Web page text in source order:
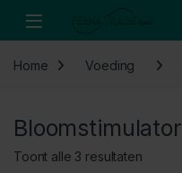
Open
Home Voeding
Bloomstimulator
Toont alle 3 resultaten